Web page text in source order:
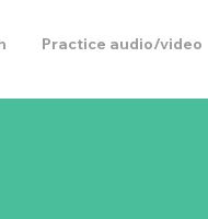
Practice audio/video